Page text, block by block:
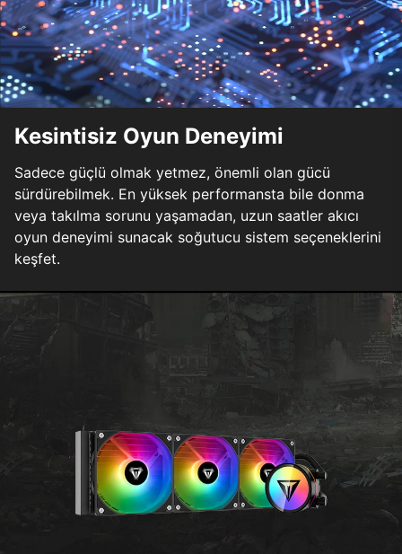
Kesintisiz Oyun Deneyimi
Sadece güçlü olmak yetmez, önemli olan gücü
sürdürebilmek. En yüksek performansta bile donma
veya takılma sorunu yaşamadan, uzun saatler akıcı
oyun deneyimi sunacak soğutucu sistem seçeneklerini
keşfet.